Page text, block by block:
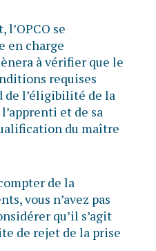
se
en charge
à vérifier que le
requises
de l’éligibilité de la
et de sa
du maître
de la
vous n’avez pas
qu’il s’agit
de rejet de la prise